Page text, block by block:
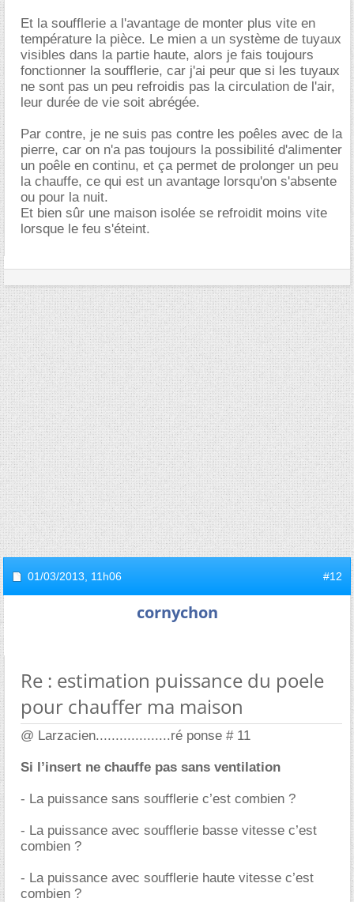
Et la soufflerie a l'avantage de monter plus vite en
température la pièce. Le mien a un système de tuyaux
visibles dans la partie haute, alors je fais toujours
fonctionner la soufflerie, car j'ai peur que si les tuyaux
ne sont pas un peu refroidis pas la circulation de l'air,
leur durée de vie soit abrégée.
Par contre, je ne suis pas contre les poêles avec de la
pierre, car on n'a pas toujours la possibilité d'alimenter
un poêle en continu, et ça permet de prolonger un peu
la chauffe, ce qui est un avantage lorsqu'on s'absente
ou pour la nuit.
Et bien sûr une maison isolée se refroidit moins vite
lorsque le feu s'éteint.
01/03/2013, 11h06 #12
cornychon
Re : estimation puissance du poele
pour chauffer ma maison
@ Larzacien...................ré ponse # 11
Si l’insert ne chauffe pas sans ventilation
- La puissance sans soufflerie c’est combien ?
- La puissance avec soufflerie basse vitesse c’est
combien ?
- La puissance avec soufflerie haute vitesse c’est
combien ?